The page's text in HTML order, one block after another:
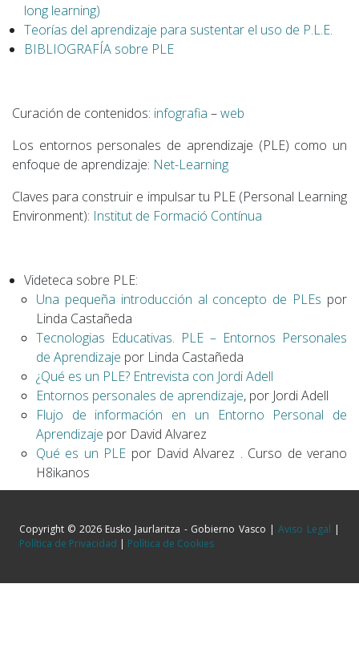
long learning)
Teorías del aprendizaje para sustentar el uso de P.L.E.
BIBLIOGRAFÍA sobre PLE
Curación de contenidos: infografia –web
Los entornos personales de aprendizaje (PLE) como un
enfoque de aprendizaje: Net-Learning
Claves para construir e impulsar tu PLE (Personal Learning
Environment): Institut de Formació Contínua
Videteca sobre PLE:
Una pequeña introducción al concepto de PLEs por
Linda Castañeda
Tecnologias Educativas. PLE – Entornos Personales
de Aprendizaje por Linda Castañeda
¿Qué es un PLE? Entrevista con Jordi Adell
Entornos personales de aprendizaje, por Jordi Adell
Flujo de información en un Entorno Personal de
Aprendizaje por David Alvarez
Qué es un PLE por David Alvarez . Curso de verano
H8ikanos
Copyright © 2026 Eusko Jaurlaritza - Gobierno Vasco |Aviso Legal |
Política de Privacidad | Política de Cookies